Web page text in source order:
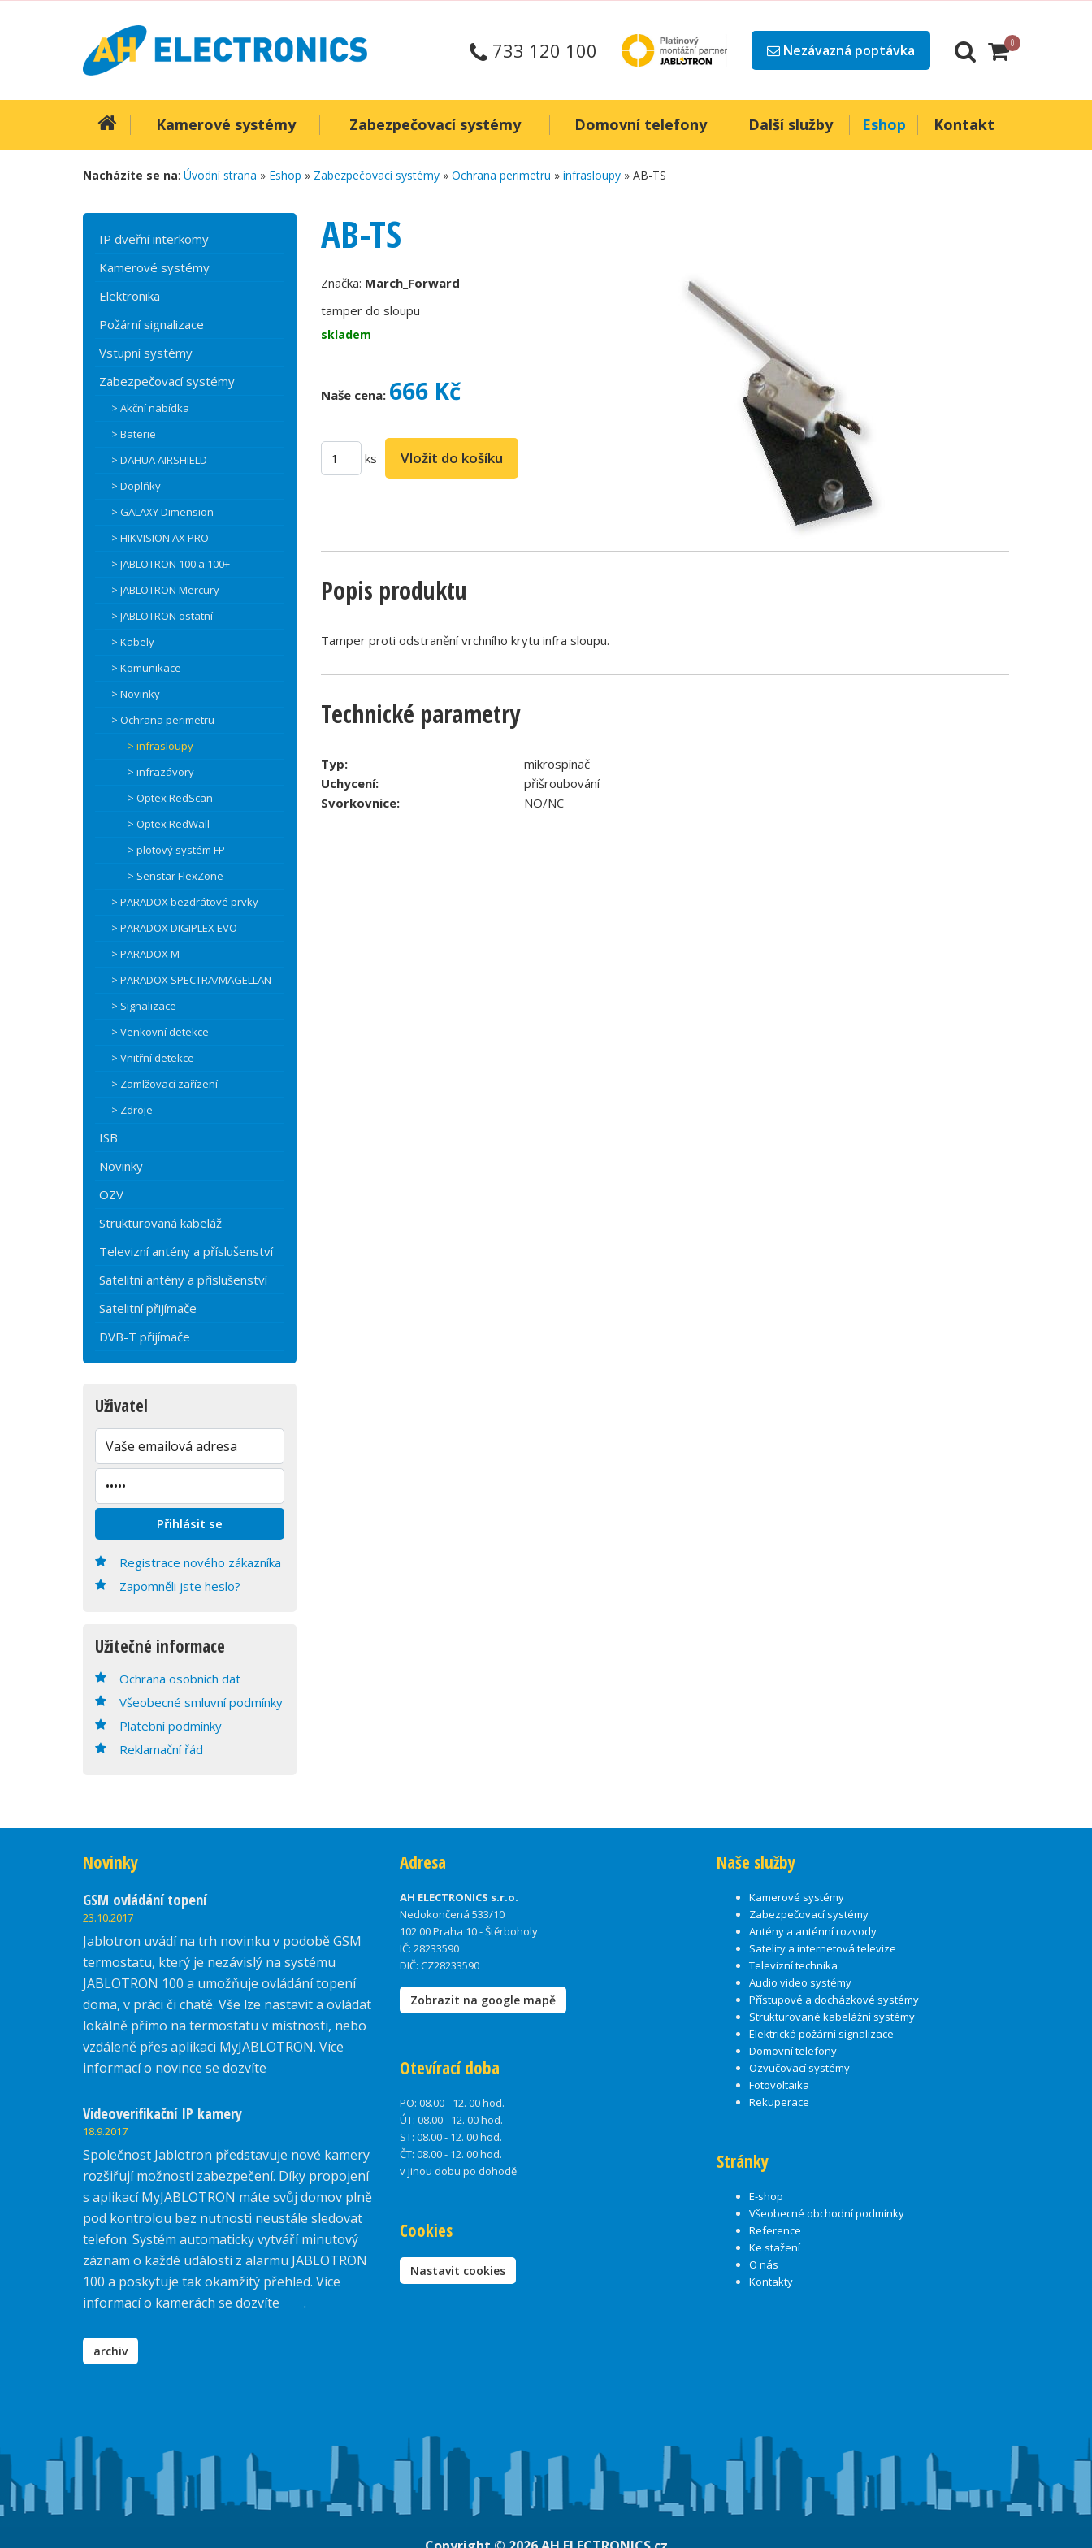
733 120 100 Nezávazná poptávka 0
Kamerové systémy Zabezpečovací systémy Domovní telefony Další služby Eshop Kontakt
Nacházíte se na: Úvodní strana » Eshop » Zabezpečovací systémy » Ochrana perimetru » infrasloupy » AB-TS
IP dveřní interkomy
Kamerové systémy
Elektronika
Požární signalizace
Vstupní systémy
Zabezpečovací systémy
> Akční nabídka
> Baterie
> DAHUA AIRSHIELD
> Doplňky
> GALAXY Dimension
> HIKVISION AX PRO
> JABLOTRON 100 a 100+
> JABLOTRON Mercury
> JABLOTRON ostatní
> Kabely
> Komunikace
> Novinky
> Ochrana perimetru
> infrasloupy
> infrazávory
> Optex RedScan
> Optex RedWall
> plotový systém FP
> Senstar FlexZone
> PARADOX bezdrátové prvky
> PARADOX DIGIPLEX EVO
> PARADOX M
> PARADOX SPECTRA/MAGELLAN
> Signalizace
> Venkovní detekce
> Vnitřní detekce
> Zamlžovací zařízení
> Zdroje
ISB
Novinky
OZV
Strukturovaná kabeláž
Televizní antény a příslušenství
Satelitní antény a příslušenství
Satelitní přijímače
DVB-T přijímače
Uživatel
Registrace nového zákazníka
Zapomněli jste heslo?
Užitečné informace
Ochrana osobních dat
Všeobecné smluvní podmínky
Platební podmínky
Reklamační řád
AB-TS
Značka: March_Forward
tamper do sloupu
skladem
Naše cena: 666 Kč
ks
Popis produktu
Tamper proti odstranění vrchního krytu infra sloupu.
Technické parametry
Typ:
mikrospínač
Uchycení:
přišroubování
Svorkovnice:
NO/NC
Novinky
GSM ovládání topení
23.10.2017
Jablotron uvádí na trh novinku v podobě GSM
termostatu, který je nezávislý na systému
JABLOTRON 100 a umožňuje ovládání topení
doma, v práci či chatě. Vše lze nastavit a ovládat
lokálně přímo na termostatu v místnosti, nebo
vzdáleně přes aplikaci MyJABLOTRON. Více
informací o novince se dozvíte
Videoverifikační IP kamery
18.9.2017
Společnost Jablotron představuje nové kamery
rozšiřují možnosti zabezpečení. Díky propojení
s aplikací MyJABLOTRON máte svůj domov plně
pod kontrolou bez nutnosti neustále sledovat
telefon. Systém automaticky vytváří minutový
záznam o každé události z alarmu JABLOTRON
100 a poskytuje tak okamžitý přehled. Více
informací o kamerách se dozvíte
.
archiv
Adresa
AH ELECTRONICS s.r.o.
Nedokončená 533/10
102 00 Praha 10 - Štěrboholy
IČ: 28233590
DIČ: CZ28233590
Zobrazit na google mapě
Otevírací doba
PO: 08.00 - 12. 00 hod.
ÚT: 08.00 - 12. 00 hod.
ST: 08.00 - 12. 00 hod.
ČT: 08.00 - 12. 00 hod.
v jinou dobu po dohodě
Cookies
Nastavit cookies
Naše služby
Kamerové systémy
Zabezpečovací systémy
Antény a anténní rozvody
Satelity a internetová televize
Televizní technika
Audio video systémy
Přístupové a docházkové systémy
Strukturované kabelážní systémy
Elektrická požární signalizace
Domovní telefony
Ozvučovací systémy
Fotovoltaika
Rekuperace
Stránky
E-shop
Všeobecné obchodní podmínky
Reference
Ke stažení
O nás
Kontakty